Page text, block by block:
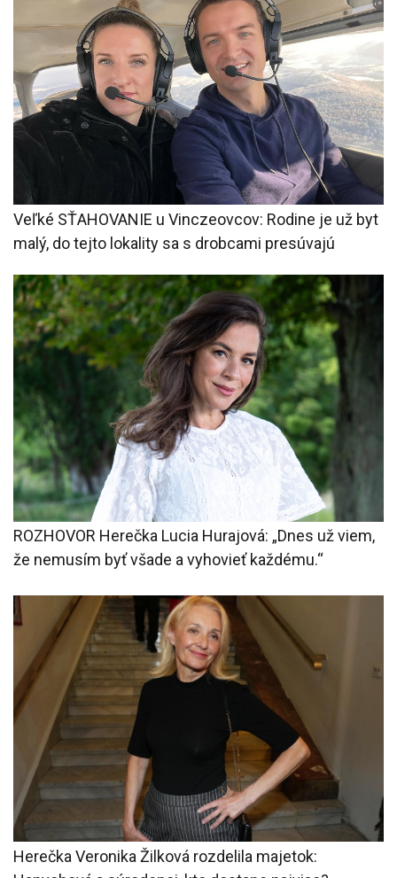
Veľké SŤAHOVANIE u Vinczeovcov: Rodine je už byt
malý, do tejto lokality sa s drobcami presúvajú
ROZHOVOR Herečka Lucia Hurajová: „Dnes už viem,
že nemusím byť všade a vyhovieť každému.“
Herečka Veronika Žilková rozdelila majetok: